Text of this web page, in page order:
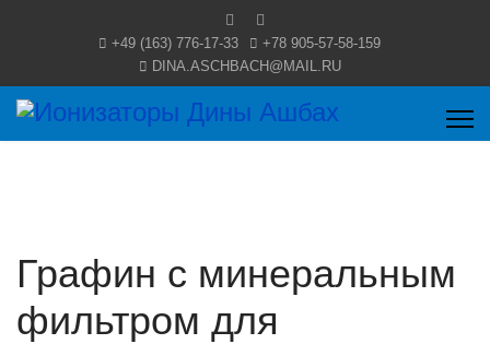
+49 (163) 776-17-33
+78 905-57-58-159
DINA.ASCHBACH@MAIL.RU
Графин с минеральным
фильтром для